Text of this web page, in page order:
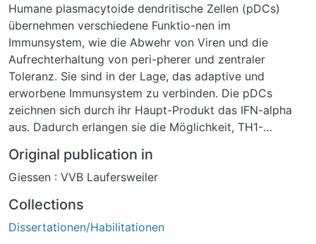
Humane plasmacytoide dendritische Zellen (pDCs)
übernehmen verschiedene Funktio-nen im
Immunsystem, wie die Abwehr von Viren und die
Aufrechterhaltung von peri-pherer und zentraler
Toleranz. Sie sind in der Lage, das adaptive und
erworbene Immunsystem zu verbinden. Die pDCs
zeichnen sich durch ihr Haupt-Produkt das IFN-alpha
aus. Dadurch erlangen sie die Möglichkeit, TH1-
konträren Aufgaben im Immunsystem hierdurch alleine
nicht erklärt werden können, stellt sich die Frage, ob
und ob sie anhand dieser Fähigkeit in Subpopulationen
unterteilt werden könn-ten.Um dieser Fragestellung
Original publication in
Giessen : VVB Laufersweiler
Collections
Dissertationen/Habilitationen